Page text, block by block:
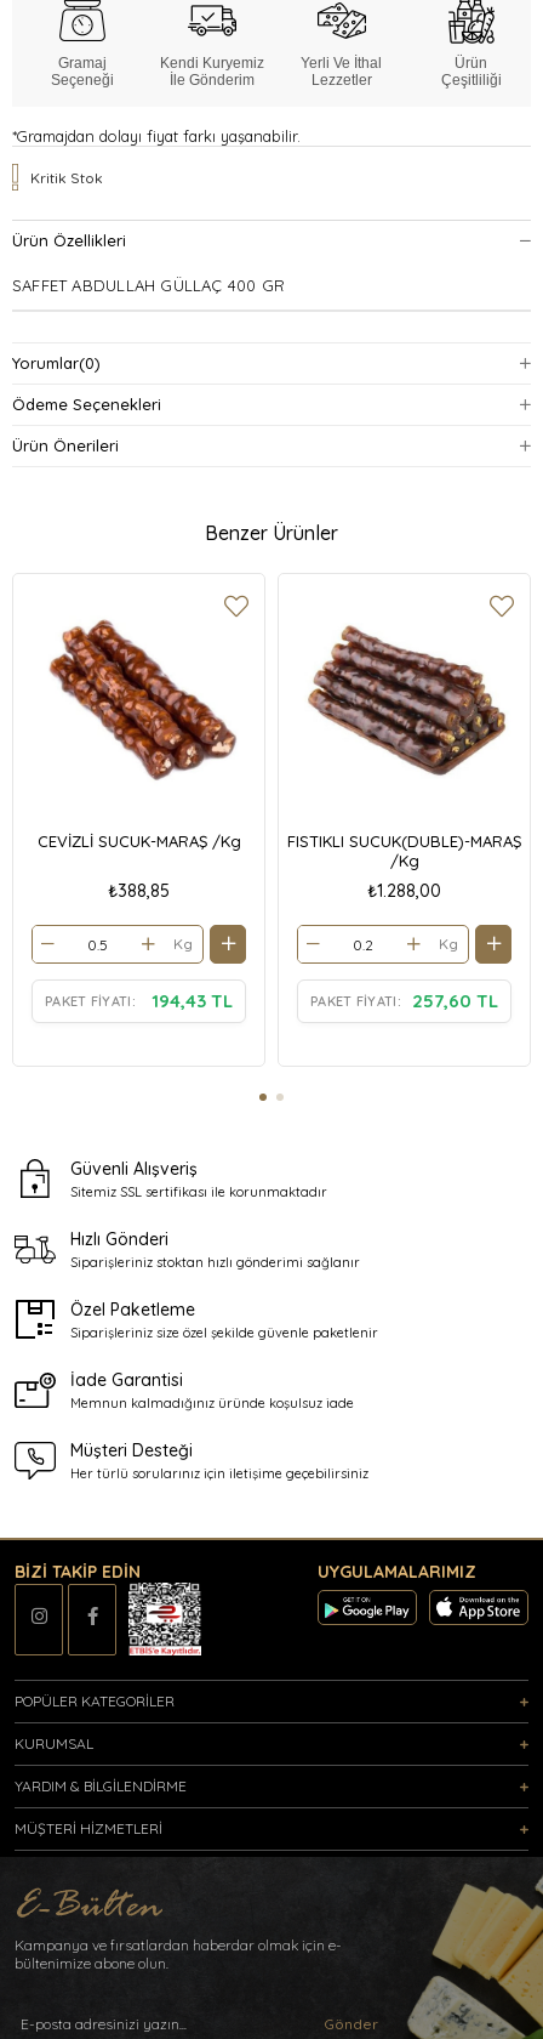
Gramaj
Seçeneği
Kendi Kuryemiz
İle Gönderim
Yerli Ve İthal
Lezzetler
Ürün
Çeşitliliği
*Gramajdan dolayı fiyat farkı yaşanabilir.
Kritik Stok
Ürün Özellikleri
SAFFET ABDULLAH GÜLLAÇ 400 GR
Yorumlar(0)
Ödeme Seçenekleri
Ürün Önerileri
Benzer Ürünler
CEVİZLİ SUCUK-MARAŞ /Kg
₺388,85
Kg
PAKET FIYATI: 194,43 TL
FISTIKLI SUCUK(DUBLE)-MARAŞ
/Kg
₺1.288,00
Kg
PAKET FIYATI: 257,60 TL
Güvenli Alışveriş
Sitemiz SSL sertifikası ile korunmaktadır
Hızlı Gönderi
Siparişleriniz stoktan hızlı gönderimi sağlanır
Özel Paketleme
Siparişleriniz size özel şekilde güvenle paketlenir
İade Garantisi
Memnun kalmadığınız üründe koşulsuz iade
Müşteri Desteği
Her türlü sorularınız için iletişime geçebilirsiniz
BİZİ TAKİP EDİN UYGULAMALARIMIZ
POPÜLER KATEGORİLER
KURUMSAL
YARDIM & BİLGİLENDİRME
MÜŞTERİ HİZMETLERİ
Kampanya ve fırsatlardan haberdar olmak için e-
bültenimize abone olun.
Gönder